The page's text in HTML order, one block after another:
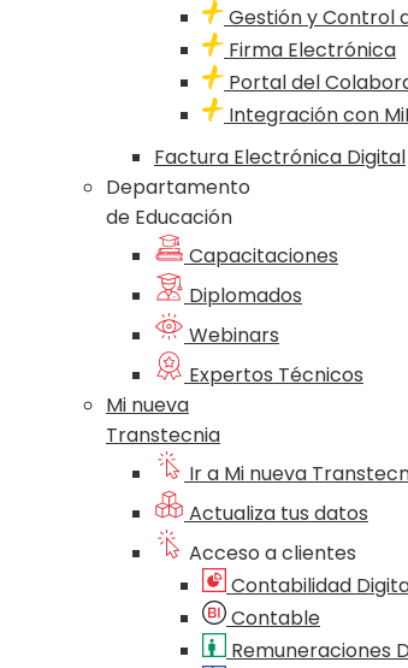
Gestión y Control
Firma Electrónica
Portal del
Integración con
Factura Electrónica Digital
Departamento
de Educación
Capacitaciones
Diplomados
Webinars
Expertos Técnicos
Mi nueva
Transtecnia
Ir a Mi nueva
Actualiza tus datos
Acceso a clientes
Contabilidad
Contable
Remuneraciones